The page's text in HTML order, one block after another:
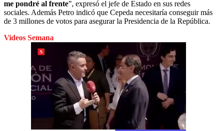
me pondré al frente”, expresó el jefe de Estado en sus redes
sociales. Además Petro indicó que Cepeda necesitaría conseguir más
de 3 millones de votos para asegurar la Presidencia de la República.
Videos Semana